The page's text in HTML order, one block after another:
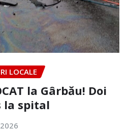
LOCALE
la Gârbău! Doi
la spital